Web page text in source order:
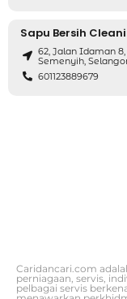
Sapu Bersih
62, Jalan Idaman
Semenyih,
601123889679
Caridancari.com
perniagaan, servis,
pelbagai servis